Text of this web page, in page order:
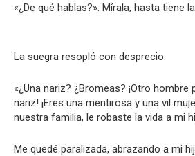
«¿De qué hablas?». Mírala, hasta tiene
La suegra resopló con desprecio:
«¿Una nariz? ¿Bromeas? ¡Otro
nariz! ¡Eres una mentirosa y una vil
nuestra familia, le robaste la vida a mi
Me quedé paralizada, abrazando a mi